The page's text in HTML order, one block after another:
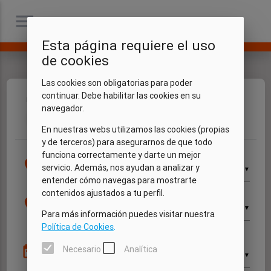
Esta página requiere el uso
de cookies
Las cookies son obligatorias para poder
continuar. Debe habilitar las cookies en su
navegador.
En nuestras webs utilizamos las cookies (propias
y de terceros) para asegurarnos de que todo
funciona correctamente y darte un mejor
servicio. Además, nos ayudan a analizar y
entender cómo navegas para mostrarte
contenidos ajustados a tu perfil.
Para más información puedes visitar nuestra
Política de Cookies.
Necesario Analítica
menu
Fechas Vehículo Extras Mis datos
location_on
Recogida
▼
location_on
Devolución
▼
date_range
Recogida
▼